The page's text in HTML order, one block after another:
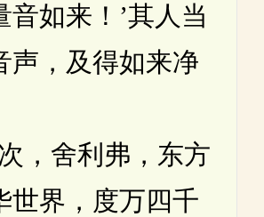
音如来！’其人当
声，及得如来净
舍利弗，东方
世界，度万四千